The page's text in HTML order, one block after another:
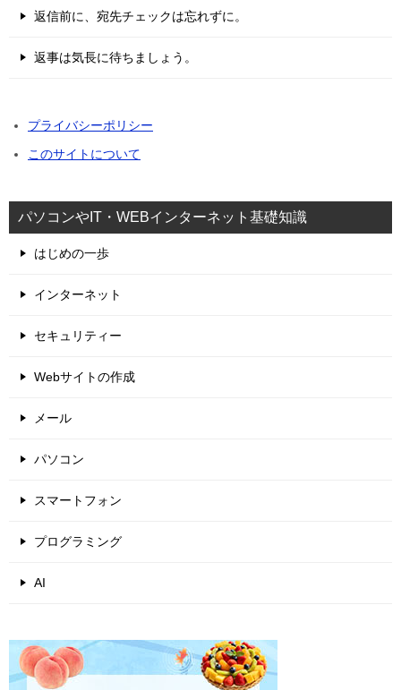
返信前に、宛先チェックは忘れずに。
返事は気長に待ちましょう。
プライバシーポリシー
このサイトについて
パソコンやIT・WEBインターネット基礎知識
はじめの一歩
インターネット
セキュリティー
Webサイトの作成
メール
パソコン
スマートフォン
プログラミング
AI